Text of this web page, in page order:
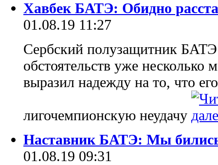
Хавбек БАТЭ: Обидно
01.08.19 11:27
Сербский полузащитник
обстоятельств уже
выразил надежду на то, что
лигочемпионскую неудачу
Наставник БАТЭ: Мы
01.08.19 09:31